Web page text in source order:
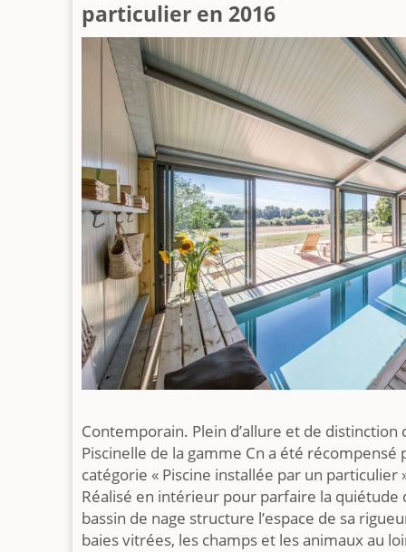
particulier en 2016
Contemporain. Plein d’allure et de distinction
Piscinelle de la gamme Cn a été récompensé
catégorie « Piscine installée par un particulier
Réalisé en intérieur pour parfaire la quiétude
bassin de nage structure l’espace de sa
baies vitrées, les champs et les animaux au